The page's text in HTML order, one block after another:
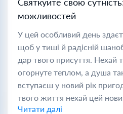
можливостей
У цей особливий день
щоб у тиші й радісній
дар твого присуття. Нехай
огорнуте теплом, а душа
вступаєш у новий рік
твого життя нехай цей
Читати далі